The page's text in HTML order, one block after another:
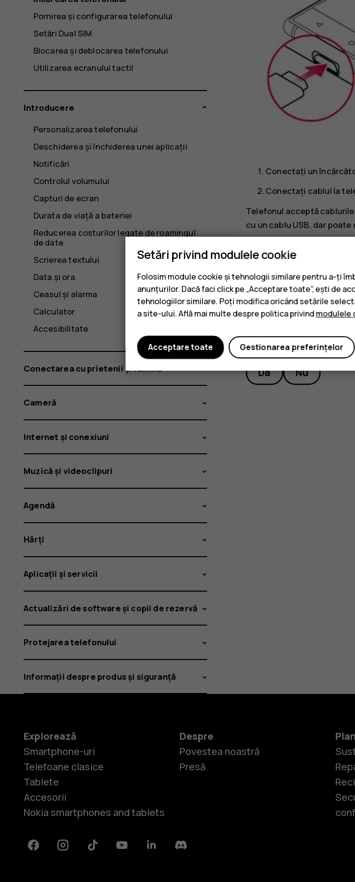
Conectați un
Conectați cablul la
Telefonul acceptă
cu un cablu USB, dar poate
Dacă acumulatorul este
se afișează indicatorul de
Considerați utile
Da Nu
Pornirea și configurarea telefonului
Setări Dual SIM
Blocarea și deblocarea telefonului
Utilizarea ecranului tactil
Introducere
Personalizarea telefonului
Deschiderea și închiderea unei aplicații
Notificări
Controlul volumului
Capturi de ecran
Durata de viață a bateriei
Reducerea costurilor legate de roamingul
de date
Scrierea textului
Data și ora
Ceasul și alarma
Calculator
Accesibilitate
Conectarea cu prietenii și familia
Cameră
Internet și conexiuni
Muzică și videoclipuri
Agendă
Hărți
Aplicații și servicii
Actualizări de software și copii de rezervă
Protejarea telefonului
Informații despre produs și siguranță
Explorează
Smartphone-uri
Telefoane clasice
Tablete
Accesorii
Nokia smartphones and tablets
Despre
Povestea noastră
Presă
FacebookInstagramTiktok YoutubeLinkedinDiscord
Setări privind modulele cookie
Folosim module cookie și tehnologii similare pentru a-ți
anunțurilor. Dacă faci click pe „Acceptare toate”, ești de
tehnologiilor similare. Poți modifica oricând setările
a site-ului. Află mai multe despre politica privindmodulele
Gestionarea preferințelor
Acceptare toate